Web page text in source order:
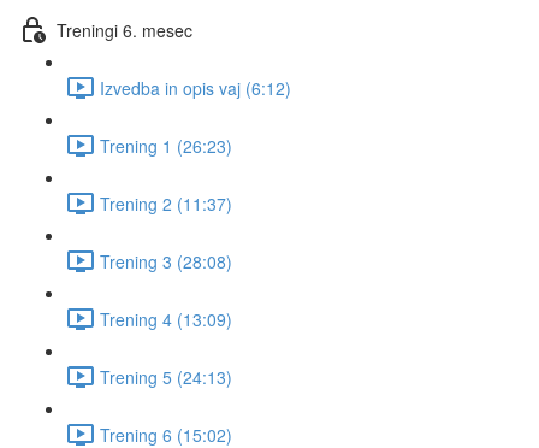
Treningi 6. mesec
Izvedba in opis vaj (6:12)
Trening 1 (26:23)
Trening 2 (11:37)
Trening 3 (28:08)
Trening 4 (13:09)
Trening 5 (24:13)
Trening 6 (15:02)